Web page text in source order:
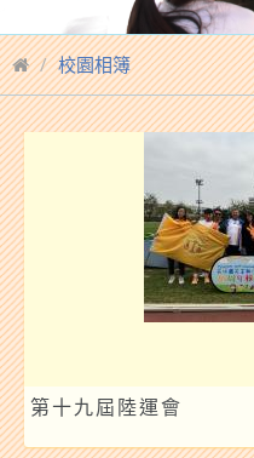
校園相簿
第十九屆陸運會